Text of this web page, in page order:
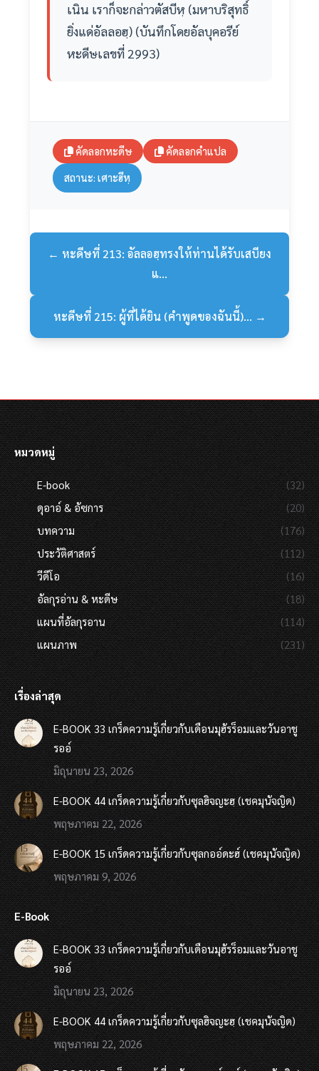
เนิน เราก็จะกล่าวตัสบีหฺ (มหาบริสุทธิ์
ยิ่งแด่อัลลอฮฺ) (บันทึกโดยอัลบุคอรีย์
หะดีษเลขที่ 2993)
คัดลอกหะดีษ คัดลอกคำแปล
สถานะ: เศาะฮีหฺ
← หะดีษที่ 213: อัลลอฮฺทรงให้ท่านได้รับเสบียง
แ...
หะดีษที่ 215: ผู้ที่ได้ยิน (คำพูดของฉันนี้)... →
หมวดหมู่
E-book
(32)
ดุอาอ์ & อัซการ
(20)
บทความ
(176)
ประวัติศาสตร์
(112)
วีดีโอ
(16)
อัลกุรอ่าน & หะดีษ
(18)
แผนที่อัลกุรอาน
(114)
แผนภาพ
(231)
เรื่องล่าสุด
E-BOOK 33 เกร็ดความรู้เกี่ยวกับเดือนมุฮัรร็อมและวันอาชู
รออ์
มิถุนายน 23, 2026
E-BOOK 44 เกร็ดความรู้เกี่ยวกับซุลฮิจญะฮฺ (เชคมุนัจญิด)
พฤษภาคม 22, 2026
E-BOOK 15 เกร็ดความรู้เกี่ยวกับซุลกออ์ดะฮ์ (เชคมุนัจญิด)
พฤษภาคม 9, 2026
E-Book
E-BOOK 33 เกร็ดความรู้เกี่ยวกับเดือนมุฮัรร็อมและวันอาชู
รออ์
มิถุนายน 23, 2026
E-BOOK 44 เกร็ดความรู้เกี่ยวกับซุลฮิจญะฮฺ (เชคมุนัจญิด)
พฤษภาคม 22, 2026